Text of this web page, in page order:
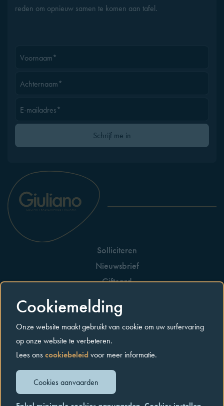
reden om opnieuw samen te komen aan tafel.
Voornaam*
Achternaam*
E-mailadres*
Gelieve dit veld leeg te latenSchrijf me in
Solliciteren
Nieuwsbrief
Giftcard
Huisreglement
Allergenen
Contact
Cookiebeleid
© Copyright giuliano.world2026. Alle rechten voorbehouden.
Cookiemelding
Onze website maakt gebruikt van cookie om uw surfervaring
op onze website te verbeteren.
Lees onscookiebeleidvoor meer informatie.
Cookies aanvaarden